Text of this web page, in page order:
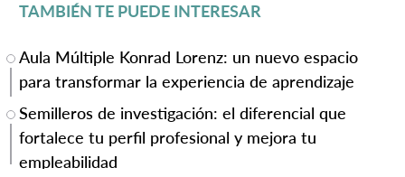
TAMBIÉN TE PUEDE INTERESAR
Aula Múltiple Konrad Lorenz: un nuevo espacio
para transformar la experiencia de aprendizaje
Semilleros de investigación: el diferencial que
fortalece tu perfil profesional y mejora tu
empleabilidad